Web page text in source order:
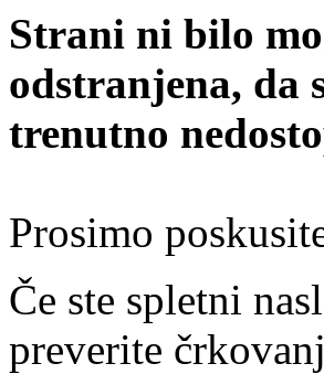
Strani ni bilo
odstranjena, da
trenutno
Prosimo
Če ste spletni
preverite